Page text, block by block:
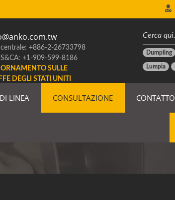
Dumpling
Lumpia
centrale: +886-2-26733798
+1-909-599-8186
SULLE
DEGLI STATI UNITI
LINEA CONSULTAZIONE CONTATTO